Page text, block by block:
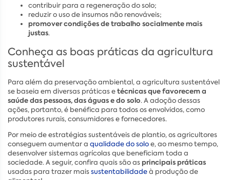
contribuir para a regeneração do solo;
reduzir o uso de insumos não renováveis;
promover condições de trabalho socialmente mais
justas.
Conheça as boas práticas da agricultura
sustentável
Para além da preservação ambiental, a agricultura sustentável
se baseia em diversas práticas etécnicas que favorecem a
saúde das pessoas, das águas e do solo. A adoção dessas
ações, portanto, é benéfica para todos os envolvidos, como
produtores rurais, consumidores e fornecedores.
Por meio de estratégias sustentáveis de plantio, os agricultores
conseguem aumentar a qualidade do soloe, ao mesmo tempo,
desenvolver sistemas agrícolas que beneficiam toda a
sociedade. A seguir, confira quais são asprincipais práticas
usadas para trazer maissustentabilidadeà produção de